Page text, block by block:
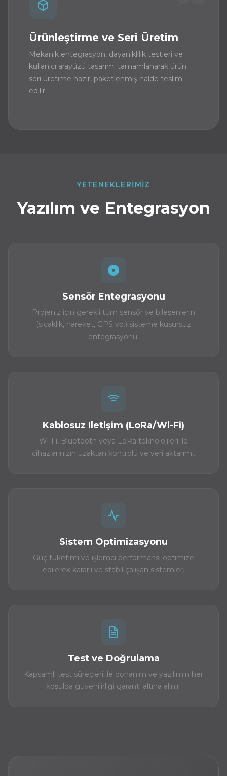
Ürünleştirme ve Seri Üretim
Mekanik entegrasyon, dayanıklılık testleri ve
kullanıcı arayüzü tasarımı tamamlanarak ürün
seri üretime hazır, paketlenmiş halde teslim
edilir.
YETENEKLERIMIZ
Yazılım ve Entegrasyon
Sensör Entegrasyonu
Projeniz için gerekli tüm sensör ve bileşenlerin
(sıcaklık, hareket, GPS vb.) sisteme kusursuz
entegrasyonu.
Kablosuz Iletişim (LoRa/Wi-Fi)
Wi-Fi, Bluetooth veya LoRa teknolojileri ile
cihazlarınızın uzaktan kontrolü ve veri aktarımı.
Sistem Optimizasyonu
Güç tüketimi ve işlemci performansı optimize
edilerek kararlı ve stabil çalışan sistemler.
Test ve Doğrulama
Kapsamlı test süreçleri ile donanım ve yazılımın her
koşulda güvenilirliği garanti altına alınır.